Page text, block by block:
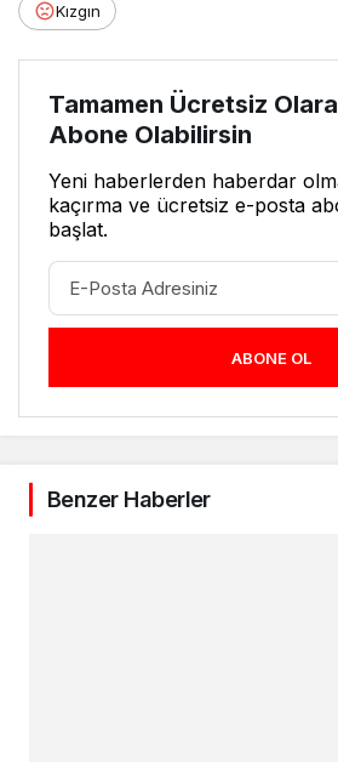
Kızgın
Tamamen Ücretsiz
Abone Olabilirsin
Yeni haberlerden haberdar
kaçırma ve ücretsiz e-posta
başlat.
ABONE OL
Benzer Haberler